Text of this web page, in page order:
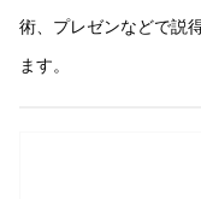
術、プレゼンなどで説
ます。